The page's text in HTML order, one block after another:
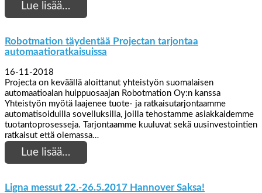
Lue lisää…
Robotmation täydentää Projectan tarjontaa
automaatioratkaisuissa
16-11-2018
Projecta on keväällä aloittanut yhteistyön suomalaisen
automaatioalan huippuosaajan Robotmation Oy:n kanssa
Yhteistyön myötä laajenee tuote- ja ratkaisutarjontaamme
automatisoiduilla sovelluksilla, joilla tehostamme asiakkaidemme
tuotantoprosesseja. Tarjontaamme kuuluvat sekä uusinvestointien
ratkaisut että olemassa…
Lue lisää…
Ligna messut 22.-26.5.2017 Hannover Saksa!